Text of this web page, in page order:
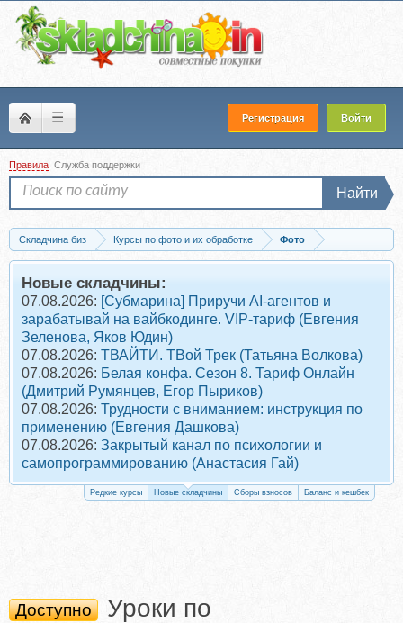
☰ Регистрация Войти
Правила Служба поддержки
Найти
Складчина биз Курсы по фото и их обработке
Фото
Скачать Уроки по цветокоррекции, 2014 (Николай Бондарев)
Новые складчины:
07.08.2026: [Субмарина] Приручи AI-агентов и
зарабатывай на вайбкодинге. VIP-тариф (Евгения
Зеленова, Яков Юдин)
07.08.2026: ТВАЙТИ. ТВой Трек (Татьяна Волкова)
07.08.2026: Белая конфа. Сезон 8. Тариф Онлайн
(Дмитрий Румянцев, Егор Пыриков)
07.08.2026: Трудности с вниманием: инструкция по
применению (Евгения Дашкова)
07.08.2026: Закрытый канал по психологии и
самопрограммированию (Анастасия Гай)
Редкие курсы Новые складчины Сборы взносов Баланс и кешбек
Доступно
Уроки по